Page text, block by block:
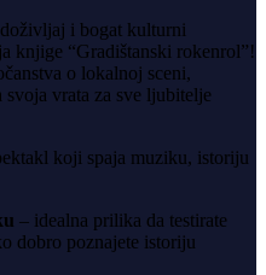
i bogat kulturni
knjige “Gradištanski rokenrol”!
o lokalnoj sceni,
vrata za sve ljubitelje
koji spaja muziku, istoriju
– idealna prilika da testirate
dobro poznajete istoriju